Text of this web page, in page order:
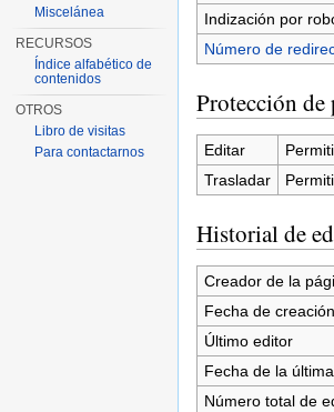
Indización por
Número de
Protección de
Editar
Trasladar
Historial de
Creador de la
Fecha de
Último editor
Fecha de la
Número total de
Miscelánea
RECURSOS
Índice alfabético de
contenidos
OTROS
Libro de visitas
Para contactarnos